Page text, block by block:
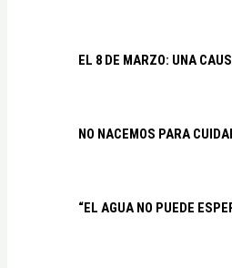
EL 8 DE MARZO: UNA
NO NACEMOS PARA
“EL AGUA NO PUEDE